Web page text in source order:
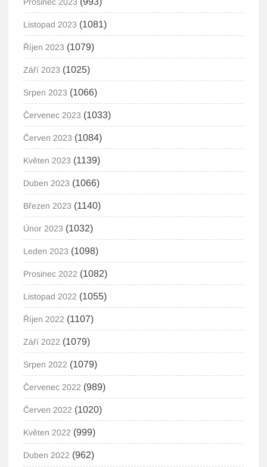
Listopad 2023 (1081)
Říjen 2023 (1079)
Září 2023 (1025)
Srpen 2023 (1066)
Červenec 2023 (1033)
Červen 2023 (1084)
Květen 2023 (1139)
Duben 2023 (1066)
Březen 2023 (1140)
Únor 2023 (1032)
Leden 2023 (1098)
Prosinec 2022 (1082)
Listopad 2022 (1055)
Říjen 2022 (1107)
Září 2022 (1079)
Srpen 2022 (1079)
Červenec 2022 (989)
Červen 2022 (1020)
Květen 2022 (999)
Duben 2022 (962)